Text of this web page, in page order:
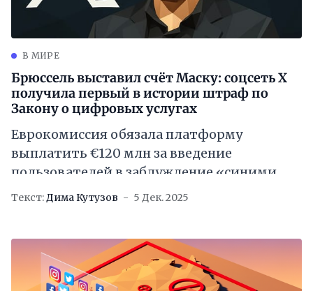
В МИРЕ
Брюссель выставил счёт Маску: соцсеть X
получила первый в истории штраф по
Закону о цифровых услугах
Еврокомиссия обязала платформу
выплатить €120 млн за введение
пользователей в заблуждение «синими
галочками»
Текст:Дима Кутузов 5 Дек. 2025